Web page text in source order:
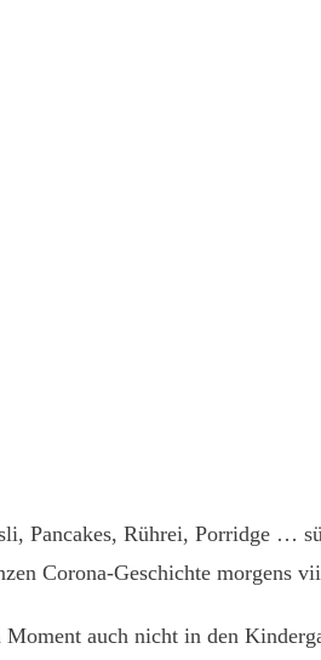
Pancakes, Rührei, Porridge …
Corona-Geschichte morgens
auch nicht in den